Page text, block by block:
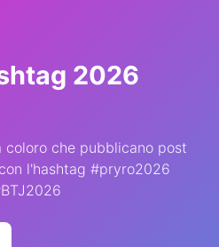
2026
coloro che pubblicano post
l'hashtag #pryro2026